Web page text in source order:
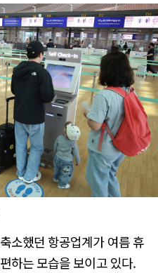
소했던 항공업계가 여름 휴
하는 모습을 보이고 있다.